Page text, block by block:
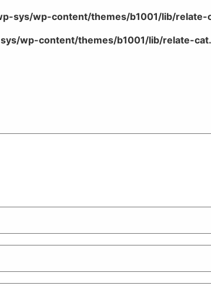
sys/wp-content/themes/b1001/lib/relate-
wp-content/themes/b1001/lib/relate-